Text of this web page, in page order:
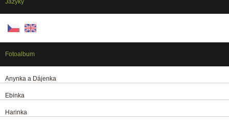
Jazyky
Fotoalbum
Anynka a Dájenka
Ebinka
Harinka